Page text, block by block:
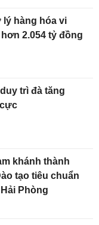
lý hàng hóa vi
2.054 tỷ đồng
trì đà tăng
khánh thành
tạo tiêu chuẩn
Phòng